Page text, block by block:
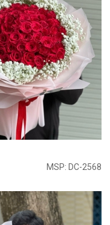
MSP: DC-2568
Mua ngay